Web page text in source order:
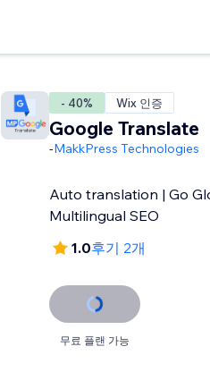
- 40% Wix 인증
Google Translate
-MakkPress Technologies
Auto translation | Go
Multilingual SEO
1.0후기 2개
무료 플랜 가능